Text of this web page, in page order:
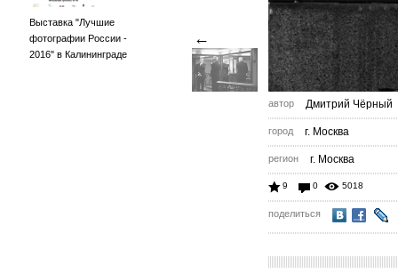
Выставка "Лучшие
фотографии России -
2016" в Калининграде
←
автор Дмитрий Чёрный
город г. Москва
регион г. Москва
9 0 5018
поделиться